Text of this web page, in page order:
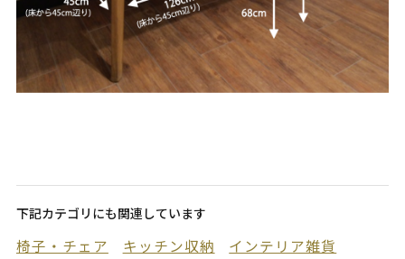
下記カテゴリにも関連しています
椅子・チェア キッチン収納 インテリア雑貨